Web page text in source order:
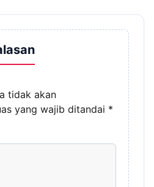
tidak akan
yang wajib ditandai *